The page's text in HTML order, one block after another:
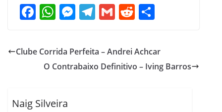
F
c
e
b
o
W
at
s
A
p
M
ss
e
n
T
gr
a
G
ai
l
R
d
di
t
e
Clube Corrida Perfeita – Andrei Achcar
O Contrabaixo Definitivo – Iving Barros
Naig Silveira